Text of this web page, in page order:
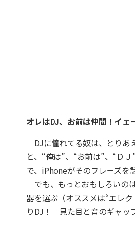
オレはDJ、お前は仲間！イェ
DJに憧れてる奴は、とりあ
と、“俺は”、“お前は”、“Ｄ
で、iPhoneがそのフレーズを
でも、もっとおもしろいの
器を選ぶ（オススメは“エレ
りDJ！ 見た目と音のギャッ